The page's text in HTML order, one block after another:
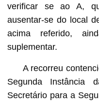
verificar se ao A,
ausentar-se do local
acima referido,
suplementar.
A recorreu
Segunda Instância
Secretário para a